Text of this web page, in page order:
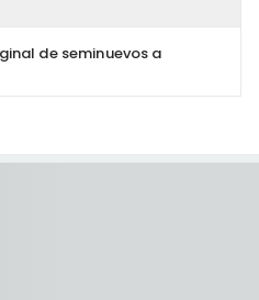
de seminuevos a